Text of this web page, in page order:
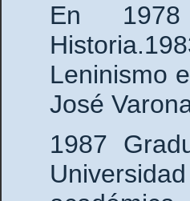
En
Leninismo
José
1987